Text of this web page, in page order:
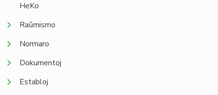
HeKo
Raŭmismo
Normaro
Dokumentoj
Establoj